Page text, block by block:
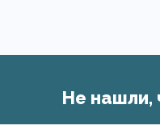
Не нашли,